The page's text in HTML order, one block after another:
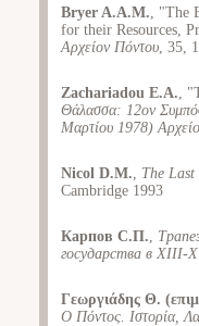
Bryer A.A.M., "The
for their Resources,
Αρχείον Πόντου, 35,
Zachariadou E.A.,
Θάλασσα: 12ον
Mαρτίου 1978)
Nicol D.M., The
Cambridge 1993
Карпов С.П.,
государства в XIII-
Γεωργιάδης Θ.
Ο Πόντος. Ιστορία,